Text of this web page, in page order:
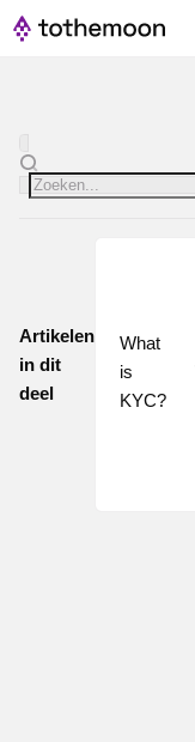
Artikelen
in dit
deel
What
is
KYC?